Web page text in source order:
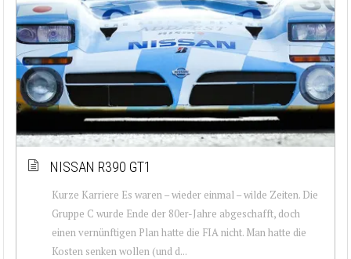
NISSAN R390 GT1
Kurze Karriere Es waren – wieder einmal – wilde Zeiten. Die
Gruppe C wurde Ende der 80er-Jahre abgeschafft, doch
einen vernünftigen Plan hatte die FIA nicht. Man hatte die
Kosten senken wollen (und d...